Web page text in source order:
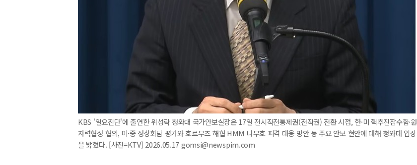
KBS '일요진단'에 출연한 위성락 청와대 국가안보실장은 17일 전시작전통제권(전작권) 전환 시점, 한·미 핵추진잠수함·원
자력협정 협의, 미·중 정상회담 평가와 호르무즈 해협 HMM 나무호 피격 대응 방안 등 주요 안보 현안에 대해 청와대 입장
을 밝혔다. [사진=KTV] 2026.05.17 gomsi@newspim.com